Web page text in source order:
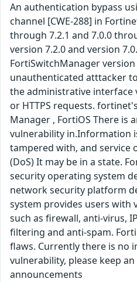
An authentication bypass
channel [CWE-288] in
through 7.2.1 and 7.0.0
version 7.2.0 and version
FortiSwitchManager version
unauthenticated atttacker
the administrative interface
or HTTPS requests.
Manager , FortiOS There is
vulnerability in.Information
tampered with, and service
(DoS) It may be in a state.
security operating system
network security platform
system provides users with
such as firewall, anti-virus,
filtering and anti-spam.
flaws. Currently there is no
vulnerability, please keep
announcements